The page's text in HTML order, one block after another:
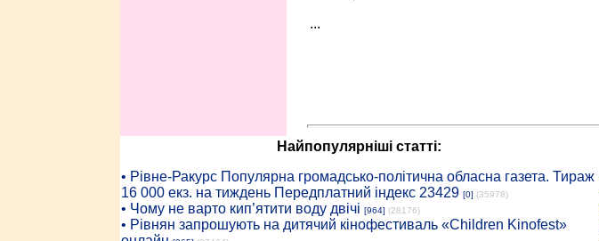
...
Найпопулярніші статті:
• Рiвне-Ракурс Популярна громадсько-політична обласна газета. Тираж
16 000 екз. на тиждень Передплатний індекс 23429 [0] (35978)
• Чому не варто кип’ятити воду двічі [964] (28176)
• Рівнян запрошують на дитячий кінофестиваль «Children Kinofest»